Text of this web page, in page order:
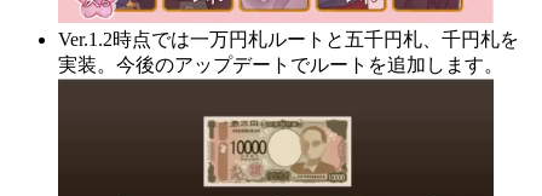
Ver.1.2時点では一万円札ルートと五千円札、千円札を
実装。今後のアップデートでルートを追加します。